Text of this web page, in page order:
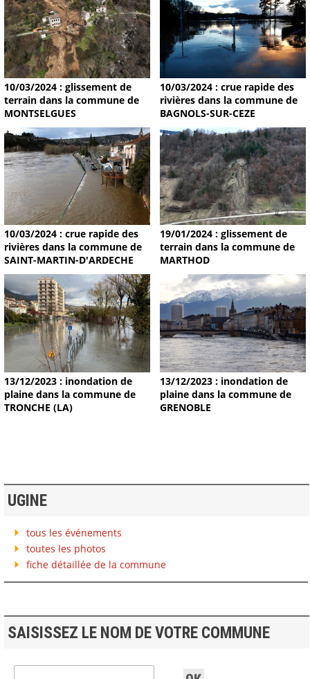
10/03/2024 : glissement de
terrain dans la commune de
MONTSELGUES
10/03/2024 : crue rapide des
rivières dans la commune de
BAGNOLS-SUR-CEZE
10/03/2024 : crue rapide des
rivières dans la commune de
SAINT-MARTIN-D'ARDECHE
19/01/2024 : glissement de
terrain dans la commune de
MARTHOD
13/12/2023 : inondation de
plaine dans la commune de
TRONCHE (LA)
13/12/2023 : inondation de
plaine dans la commune de
GRENOBLE
UGINE
tous les événements
toutes les photos
fiche détaillée de la commune
SAISISSEZ LE NOM DE VOTRE COMMUNE